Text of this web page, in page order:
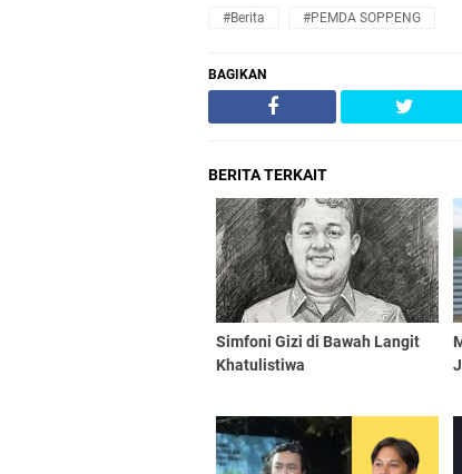
#Berita #PEMDA SOPPENG
BAGIKAN
BERITA TERKAIT
​Simfoni Gizi di Bawah Langit
Khatulistiwa